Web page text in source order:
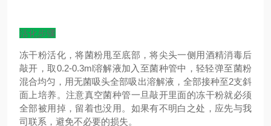
活化步骤
冻干粉活化，将菌粉甩至底部，将尖头一侧用酒精消毒后
敲开，取0.2-0.3ml溶解液加入至菌种管中，轻轻弹至菌粉
混合均匀，用无菌吸头全部吸出溶解液，全部接种至2支斜
面上培养。注意真空菌种管一旦敲开里面的冻干粉就必须
全部被用掉，留着也没用。如果有不明白之处，应先与我
司联系，避免不必要的损失。